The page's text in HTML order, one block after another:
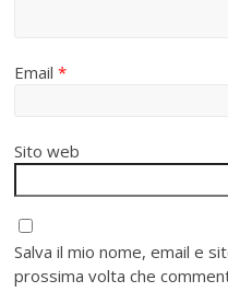
Email*
Sito web
Salva il mio nome, email e
prossima volta che